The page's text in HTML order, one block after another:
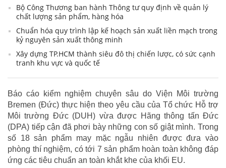
Bộ Công Thương ban hành Thông tư quy định về quản lý
chất lượng sản phẩm, hàng hóa
Chuẩn hóa quy trình lập kế hoạch sản xuất liền mạch trong
kỷ nguyên sản xuất thông minh
Xây dựng TP.HCM thành siêu đô thị chiến lược, có sức cạnh
tranh khu vực và quốc tế
Báo cáo kiểm nghiệm chuyên sâu do Viện Môi trường
Bremen (Đức) thực hiện theo yêu cầu của Tổ chức Hỗ trợ
Môi trường Đức (DUH) vừa được Hãng thông tấn Đức
(DPA) tiếp cận đã phơi bày những con số giật mình. Trong
số 18 sản phẩm may mặc ngẫu nhiên được đưa vào
phòng thí nghiệm, có tới 7 sản phẩm hoàn toàn không đáp
ứng các tiêu chuẩn an toàn khắt khe của khối EU.